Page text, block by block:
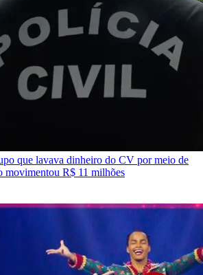
que lavava dinheiro do CV por meio de
movimentou R$ 11 milhões